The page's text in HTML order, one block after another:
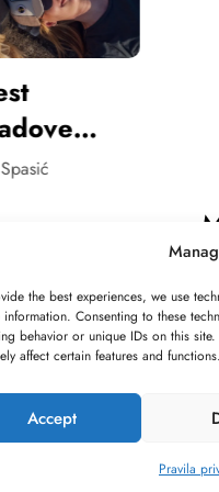
the best experiences, we use
information. Consenting to these
behavior or unique IDs on this
affect certain features and functions.
Accept
Pravila
Ognjen
Kulturni kišobran